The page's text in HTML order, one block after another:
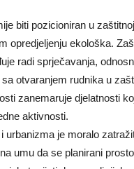
biti pozicioniran u
opredjeljenju ekološka.
radi sprječavanja,
otvaranjem rudnika u
zanemaruje djelatnosti
aktivnosti.
urbanizma je moralo
umu da se planirani